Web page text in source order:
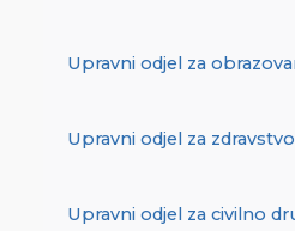
Upravni odjel za
Upravni odjel za
Upravni odjel za civilno